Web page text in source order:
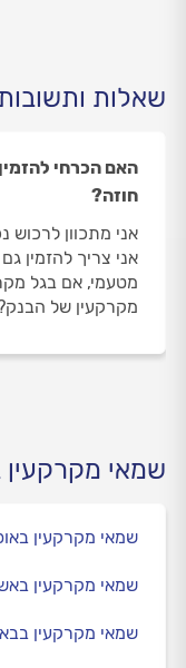
שאלות
האם הכרחי
חוזה?
אני מתכוון
אני צריך להזמין
מטעמי, אם בגל
מקרקעין של
שמאי מקרקעין
שמאי מקרקעין
שמאי מקרקעין
שמאי מקרקעין